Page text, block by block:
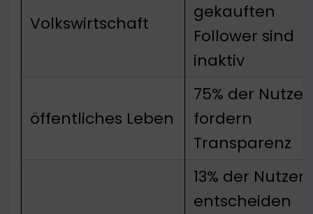
Volkswirtschaft
gekauften
Follower sind
inaktiv
öffentliches Leben
75% der Nutzer
fordern
Transparenz
13% der Nutzer
entscheiden